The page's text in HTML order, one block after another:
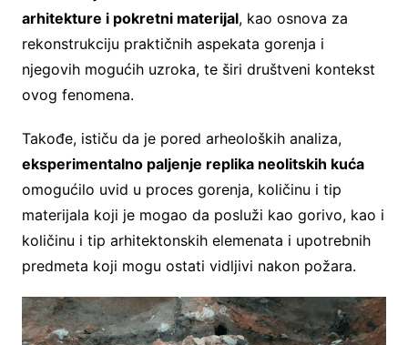
arhitekture i pokretni materijal, kao osnova za
rekonstrukciju praktičnih aspekata gorenja i
njegovih mogućih uzroka, te širi društveni kontekst
ovog fenomena.
Takođe, ističu da je pored arheoloških analiza,
eksperimentalno paljenje replika neolitskih kuća
omogućilo uvid u proces gorenja, količinu i tip
materijala koji je mogao da posluži kao gorivo, kao i
količinu i tip arhitektonskih elemenata i upotrebnih
predmeta koji mogu ostati vidljivi nakon požara.